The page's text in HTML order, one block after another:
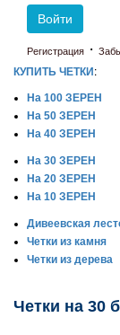
Войти
Регистрация ·
КУПИТЬ ЧЕТКИ:
На 100 ЗЕРЕН
На 50 ЗЕРЕН
На 40 ЗЕРЕН
На 30 ЗЕРЕН
На 20 ЗЕРЕН
На 10 ЗЕРЕН
Дивеевская
Четки из камня
Четки из дерева
Четки на 30